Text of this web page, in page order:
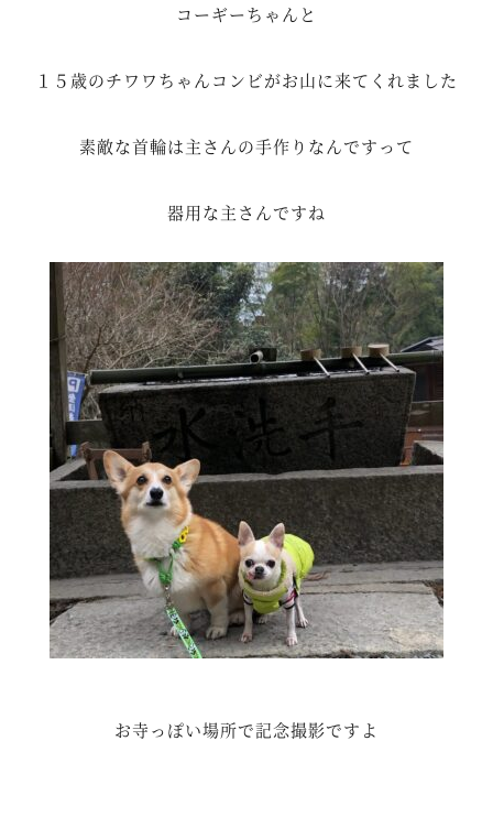
コーギーちゃんと
１５歳のチワワちゃんコンビがお山に来てくれました
素敵な首輪は主さんの手作りなんですって
器用な主さんですね
お寺っぽい場所で記念撮影ですよ